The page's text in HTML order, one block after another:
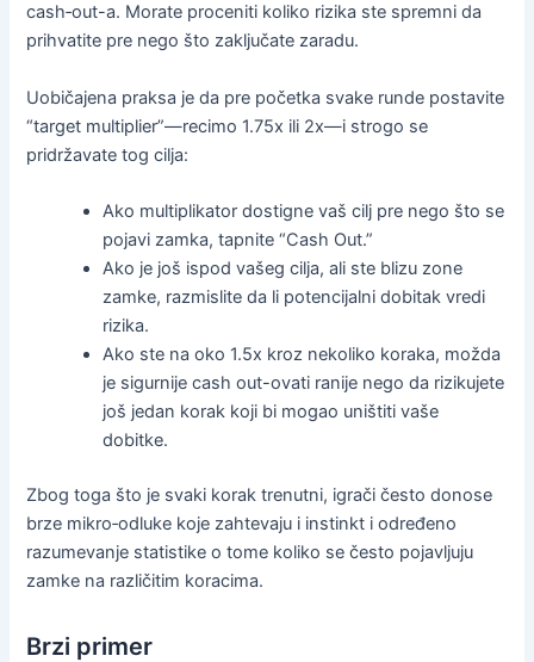
cash‑out-a. Morate proceniti koliko rizika ste spremni da
prihvatite pre nego što zaključate zaradu.
Uobičajena praksa je da pre početka svake runde postavite
“target multiplier”—recimo 1.75x ili 2x—i strogo se
pridržavate tog cilja:
Ako multiplikator dostigne vaš cilj pre nego što se
pojavi zamka, tapnite “Cash Out.”
Ako je još ispod vašeg cilja, ali ste blizu zone
zamke, razmislite da li potencijalni dobitak vredi
rizika.
Ako ste na oko 1.5x kroz nekoliko koraka, možda
je sigurnije cash out-ovati ranije nego da rizikujete
još jedan korak koji bi mogao uništiti vaše
dobitke.
Zbog toga što je svaki korak trenutni, igrači često donose
brze mikro‑odluke koje zahtevaju i instinkt i određeno
razumevanje statistike o tome koliko se često pojavljuju
zamke na različitim koracima.
Brzi primer